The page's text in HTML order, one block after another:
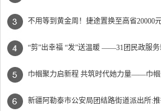
不用等到黄金周！捷途置换至高省20000
“剪”出幸福 “发”送温暖 ——31团民政服
难”
巾帼聚力启新程 共筑时代她力量——巾
办
新疆阿勒泰市公安局团结路街道派出所: